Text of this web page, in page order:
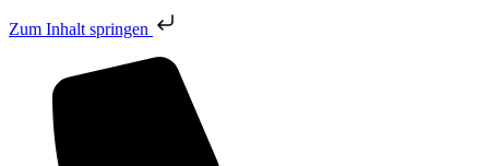
Zum Inhalt springen